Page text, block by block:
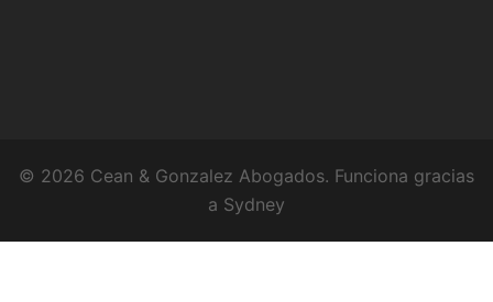
© 2026 Cean & Gonzalez Abogados. Funciona gracias
a Sydney